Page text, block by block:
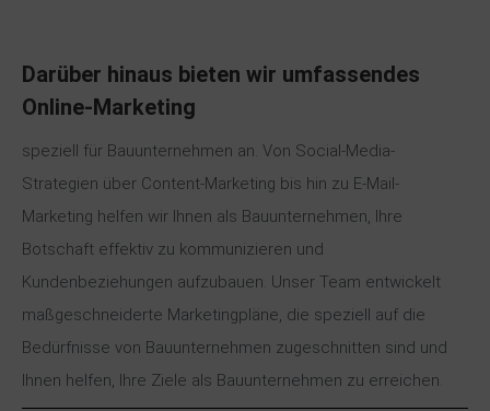
Darüber hinaus bieten wir umfassendes
Online-Marketing
speziell für Bauunternehmen an. Von Social-Media-
Strategien über Content-Marketing bis hin zu E-Mail-
Marketing helfen wir Ihnen als Bauunternehmen, Ihre
Botschaft effektiv zu kommunizieren und
Kundenbeziehungen aufzubauen. Unser Team entwickelt
maßgeschneiderte Marketingpläne, die speziell auf die
Bedürfnisse von Bauunternehmen zugeschnitten sind und
Ihnen helfen, Ihre Ziele als Bauunternehmen zu erreichen.